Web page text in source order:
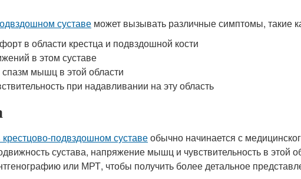
суставе может вызывать различные симптомы, такие
в области крестца и подвздошной кости
в этом суставе
мышц в этой области
при надавливании на эту область
крестцово-подвздошном суставеобычно начинается с
сустава, напряжение мышц и чувствительность в этой
или МРТ, чтобы получить более детальное